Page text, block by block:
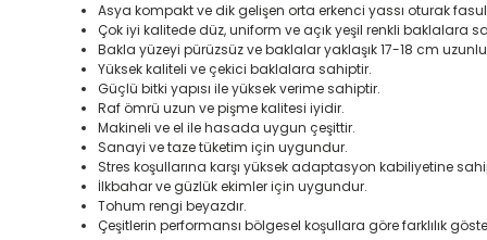
Asya kompakt ve dik gelişen orta erkenci yassı oturak
Çok iyi kalitede düz, uniform ve açık yeşil renkli baklalara
Bakla yüzeyi pürüzsüz ve baklalar yaklaşık 17-18 cm
Yüksek kaliteli ve çekici baklalara sahiptir.
Güçlü bitki yapısı ile yüksek verime sahiptir.
Raf ömrü uzun ve pişme kalitesi iyidir.
Makineli ve el ile hasada uygun çeşittir.
Sanayi ve taze tüketim için uygundur.
Stres koşullarına karşı yüksek adaptasyon kabiliyetine
İlkbahar ve güzlük ekimler için uygundur.
Tohum rengi beyazdır.
Çeşitlerin performansı bölgesel koşullara göre farklılık